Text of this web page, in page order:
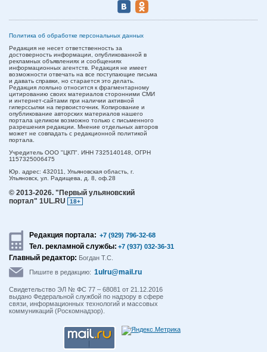
Политика об обработке персональных данных
Редакция не несет ответственность за
достоверность информации, опубликованной в
рекламных объявлениях и сообщениях
информационных агентств. Редакция не имеет
возможности отвечать на все поступающие письма
и давать справки, но старается это делать.
Редакция лояльно относится к фрагментарному
цитированию своих материалов сторонними СМИ
и интернет-сайтами при наличии активной
гиперссылки на первоисточник. Копирование и
опубликование авторских материалов нашего
портала целиком возможно только с письменного
разрешения редакции. Мнение отдельных авторов
может не совпадать с редакционной политикой
портала.
Учредитель ООО "ЦКП". ИНН 7325140148, ОГРН
1157325006475
Юр. адрес: 432011, Ульяновская область, г.
Ульяновск, ул. Радищева, д. 8, оф.28
© 2013-2026. "Первый ульяновский
портал" 1UL.RU
18+
Редакция портала: +7 (929) 796-32-68
Тел. рекламной службы: +7 (937) 032-36-31
Главный редактор: Богдан Т.С.
Пишите в редакцию: 1ulru@mail.ru
Свидетельство ЭЛ № ФС 77 – 68081 от 21.12.2016
выдано Федеральной службой по надзору в сфере
связи, информационных технологий и массовых
коммуникаций (Роскомнадзор).